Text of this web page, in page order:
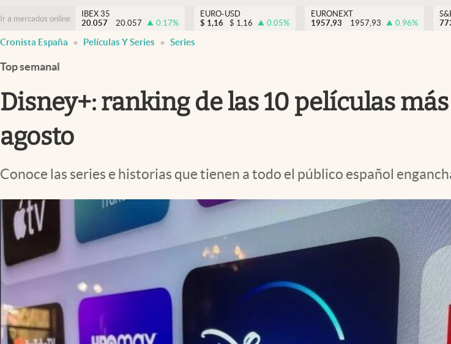
Ir a mercados online
IBEX 35
20.057
20.057 0.17%
EURO-USD
$ 1,16 $ 1,16 0.05%
EURONEXT
1957,93
1957,93 0.96%
Cronista España Películas Y Series Series
Top semanal
Disney+: ranking de las 10 películas
agosto
Conoce las series e historias que tienen a todo el público español